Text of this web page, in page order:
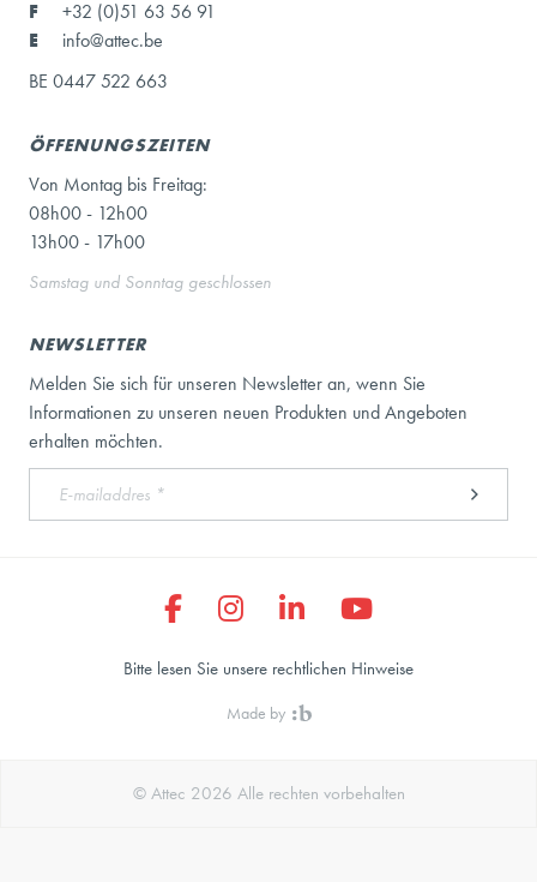
F
+32 (0)51 63 56 91
E
info@attec.be
BE 0447 522 663
ÖFFENUNGSZEITEN
Von Montag bis Freitag:
08h00 - 12h00
13h00 - 17h00
Samstag und Sonntag geschlossen
NEWSLETTER
Melden Sie sich für unseren Newsletter an, wenn Sie
Informationen zu unseren neuen Produkten und Angeboten
erhalten möchten.
Made by
© Attec 2026 Alle rechten vorbehalten
Bitte lesen Sie unsere rechtlichen Hinweise